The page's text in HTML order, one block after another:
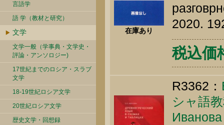
言語学
語 学（教材と研究）
文学
文学一般（学事典・文学史・
評論・アンソロジー)
17世紀までのロシア・スラブ
文学
18-19世紀ロシア文学
20世紀ロシア文学
歴史文学・回想録
在庫あり
2020.
税込価
R3362：
シャ語